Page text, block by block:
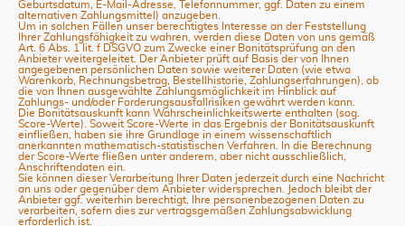
Geburtsdatum, E-Mail-Adresse, Telefonnummer, ggf. Daten zu einem
alternativen Zahlungsmittel) anzugeben.
Um in solchen Fällen unser berechtigtes Interesse an der Feststellung
Ihrer Zahlungsfähigkeit zu wahren, werden diese Daten von uns gemäß
Art. 6 Abs. 1 lit. f DSGVO zum Zwecke einer Bonitätsprüfung an den
Anbieter weitergeleitet. Der Anbieter prüft auf Basis der von Ihnen
angegebenen persönlichen Daten sowie weiterer Daten (wie etwa
Warenkorb, Rechnungsbetrag, Bestellhistorie, Zahlungserfahrungen), ob
die von Ihnen ausgewählte Zahlungsmöglichkeit im Hinblick auf
Zahlungs- und/oder Forderungsausfallrisiken gewährt werden kann.
Die Bonitätsauskunft kann Wahrscheinlichkeitswerte enthalten (sog.
Score-Werte). Soweit Score-Werte in das Ergebnis der Bonitätsauskunft
einfließen, haben sie ihre Grundlage in einem wissenschaftlich
anerkannten mathematisch-statistischen Verfahren. In die Berechnung
der Score-Werte fließen unter anderem, aber nicht ausschließlich,
Anschriftendaten ein.
Sie können dieser Verarbeitung Ihrer Daten jederzeit durch eine Nachricht
an uns oder gegenüber dem Anbieter widersprechen. Jedoch bleibt der
Anbieter ggf. weiterhin berechtigt, Ihre personenbezogenen Daten zu
verarbeiten, sofern dies zur vertragsgemäßen Zahlungsabwicklung
erforderlich ist.